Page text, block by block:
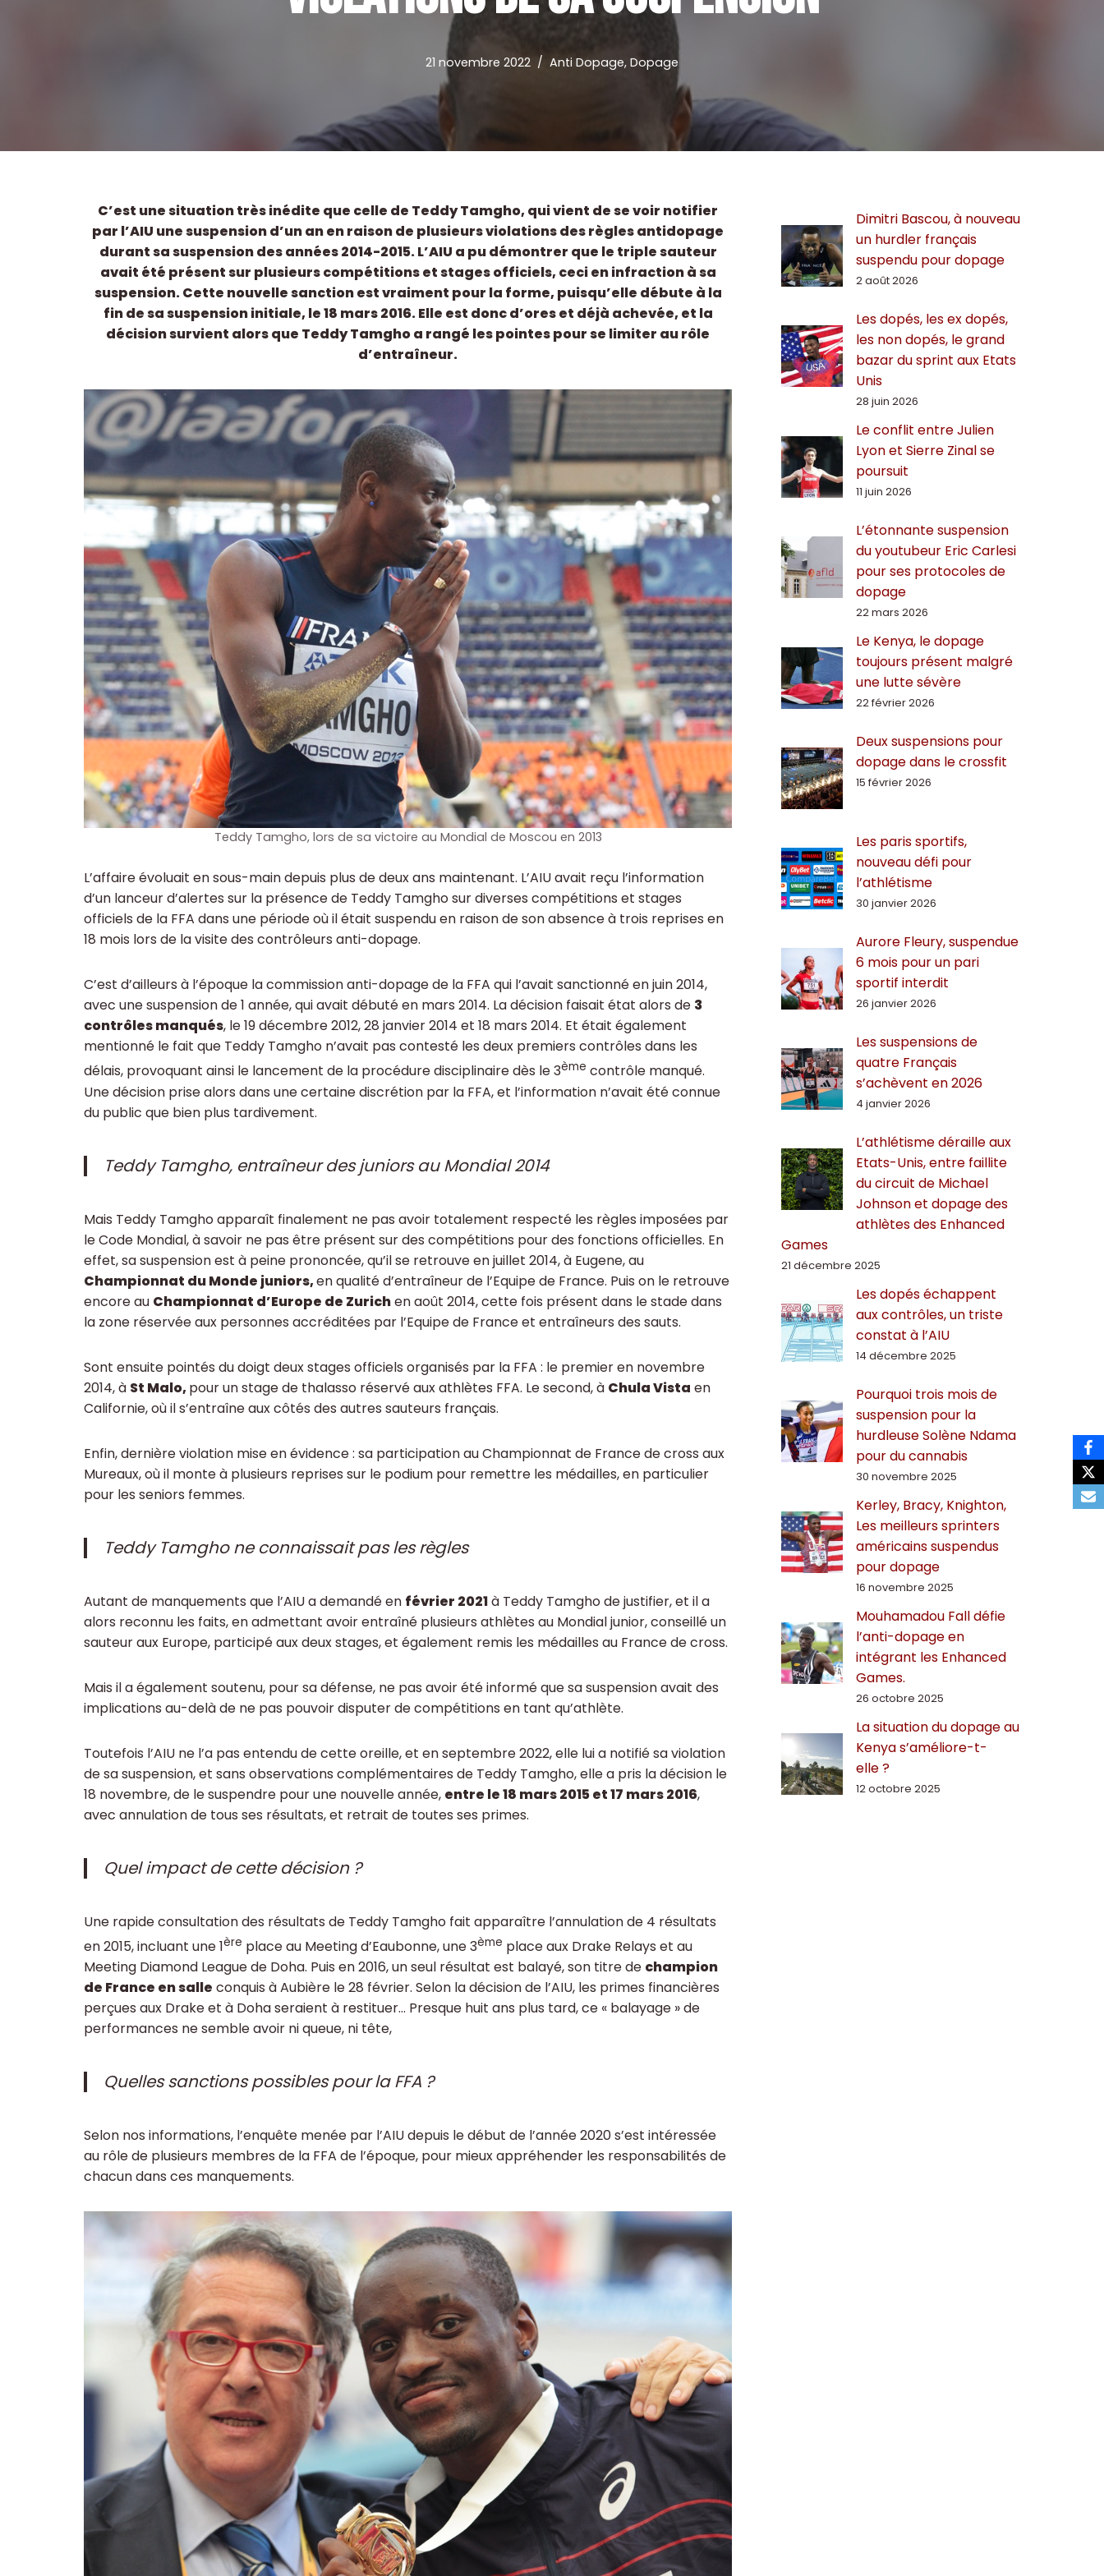
21 novembre 2022 Anti Dopage, Dopage
C’est une situation très inédite que celle de Teddy Tamgho, qui vient de se voir notifier
par l’AIU une suspension d’un an en raison de plusieurs violations des règles antidopage
durant sa suspension des années 2014-2015. L’AIU a pu démontrer que le triple sauteur
avait été présent sur plusieurs compétitions et stages officiels, ceci en infraction à sa
suspension. Cette nouvelle sanction est vraiment pour la forme, puisqu’elle débute à la
fin de sa suspension initiale, le 18 mars 2016. Elle est donc d’ores et déjà achevée, et la
décision survient alors que Teddy Tamgho a rangé les pointes pour se limiter au rôle
d’entraîneur.
Teddy Tamgho, lors de sa victoire au Mondial de Moscou en 2013
L’affaire évoluait en sous-main depuis plus de deux ans maintenant. L’AIU avait reçu l’information
d’un lanceur d’alertes sur la présence de Teddy Tamgho sur diverses compétitions et stages
officiels de la FFA dans une période où il était suspendu en raison de son absence à trois reprises en
18 mois lors de la visite des contrôleurs anti-dopage.
C’est d’ailleurs à l’époque la commission anti-dopage de la FFA qui l’avait sanctionné en juin 2014,
avec une suspension de 1 année, qui avait débuté en mars 2014. La décision faisait état alors de 3
contrôles manqués, le 19 décembre 2012, 28 janvier 2014 et 18 mars 2014. Et était également
mentionné le fait que Teddy Tamgho n’avait pas contesté les deux premiers contrôles dans les
délais, provoquant ainsi le lancement de la procédure disciplinaire dès le 3ème contrôle manqué.
Une décision prise alors dans une certaine discrétion par la FFA, et l’information n’avait été connue
du public que bien plus tardivement.
Teddy Tamgho, entraîneur des juniors au Mondial 2014
Mais Teddy Tamgho apparaît finalement ne pas avoir totalement respecté les règles imposées par
le Code Mondial, à savoir ne pas être présent sur des compétitions pour des fonctions officielles. En
effet, sa suspension est à peine prononcée, qu’il se retrouve en juillet 2014, à Eugene, au
Championnat du Monde juniors,en qualité d’entraîneur de l’Equipe de France. Puis on le retrouve
encore au Championnat d’Europe de Zurichen août 2014, cette fois présent dans le stade dans
la zone réservée aux personnes accréditées par l’Equipe de France et entraîneurs des sauts.
Sont ensuite pointés du doigt deux stages officiels organisés par la FFA : le premier en novembre
2014, à St Malo, pour un stage de thalasso réservé aux athlètes FFA. Le second, à Chula Vista en
Californie, où il s’entraîne aux côtés des autres sauteurs français.
Enfin, dernière violation mise en évidence : sa participation au Championnat de France de cross aux
Mureaux, où il monte à plusieurs reprises sur le podium pour remettre les médailles, en particulier
pour les seniors femmes.
Teddy Tamgho ne connaissait pas les règles
Autant de manquements que l’AIU a demandé en février 2021à Teddy Tamgho de justifier, et il a
alors reconnu les faits, en admettant avoir entraîné plusieurs athlètes au Mondial junior, conseillé un
sauteur aux Europe, participé aux deux stages, et également remis les médailles au France de cross.
Mais il a également soutenu, pour sa défense, ne pas avoir été informé que sa suspension avait des
implications au-delà de ne pas pouvoir disputer de compétitions en tant qu’athlète.
Toutefois l’AIU ne l’a pas entendu de cette oreille, et en septembre 2022, elle lui a notifié sa violation
de sa suspension, et sans observations complémentaires de Teddy Tamgho, elle a pris la décision le
18 novembre, de le suspendre pour une nouvelle année, entre le 18 mars 2015 et 17 mars 2016,
avec annulation de tous ses résultats, et retrait de toutes ses primes.
Quel impact de cette décision ?
Une rapide consultation des résultats de Teddy Tamgho fait apparaître l’annulation de 4 résultats
en 2015, incluant une 1ère place au Meeting d’Eaubonne, une 3ème place aux Drake Relays et au
Meeting Diamond League de Doha. Puis en 2016, un seul résultat est balayé, son titre de champion
de France en salle conquis à Aubière le 28 février. Selon la décision de l’AIU, les primes financières
perçues aux Drake et à Doha seraient à restituer… Presque huit ans plus tard, ce « balayage » de
performances ne semble avoir ni queue, ni tête,
Quelles sanctions possibles pour la FFA ?
Selon nos informations, l’enquête menée par l’AIU depuis le début de l’année 2020 s’est intéressée
au rôle de plusieurs membres de la FFA de l’époque, pour mieux appréhender les responsabilités de
chacun dans ces manquements.
Dimitri Bascou, à nouveau
un hurdler français
suspendu pour dopage
2 août 2026
Les dopés, les ex dopés,
les non dopés, le grand
bazar du sprint aux Etats
Unis
28 juin 2026
Le conflit entre Julien
Lyon et Sierre Zinal se
poursuit
11 juin 2026
L’étonnante suspension
du youtubeur Eric Carlesi
pour ses protocoles de
dopage
22 mars 2026
Le Kenya, le dopage
toujours présent malgré
une lutte sévère
22 février 2026
Deux suspensions pour
dopage dans le crossfit
15 février 2026
Les paris sportifs,
nouveau défi pour
l’athlétisme
30 janvier 2026
Aurore Fleury, suspendue
6 mois pour un pari
sportif interdit
26 janvier 2026
Les suspensions de
quatre Français
s’achèvent en 2026
4 janvier 2026
L’athlétisme déraille aux
Etats-Unis, entre faillite
du circuit de Michael
Johnson et dopage des
athlètes des Enhanced
Games
21 décembre 2025
Les dopés échappent
aux contrôles, un triste
constat à l’AIU
14 décembre 2025
Pourquoi trois mois de
suspension pour la
hurdleuse Solène Ndama
pour du cannabis
30 novembre 2025
Kerley, Bracy, Knighton,
Les meilleurs sprinters
américains suspendus
pour dopage
16 novembre 2025
Mouhamadou Fall défie
l’anti-dopage en
intégrant les Enhanced
Games.
26 octobre 2025
La situation du dopage au
Kenya s’améliore-t-
elle ?
12 octobre 2025